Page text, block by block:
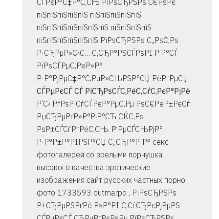
СЃРєР°С‡Р°С‚СЊ РїРѕСЂРЅРѕ С€РѕРє
пїЅпїЅпїЅпїЅпїЅ пїЅпїЅпїЅпїЅпїЅ
пїЅпїЅпїЅпїЅпїЅпїЅпїЅ пїЅпїЅпїЅпїЅ
пїЅпїЅпїЅпїЅпїЅпїЅ РїРѕСЂРЅРѕ С„РѕС‚Рѕ
Р·СЂРµР»С‹С… С‚СЂР°РЅСЃРѕРІ Р’Р°СЃ
РїРѕСЃРµС‚РёР»Р°
Р·Р°РјРµС‡Р°С‚РµР»СЊРЅР°СЏ РёРґРµСЏ
СЃРµРєСЃ СЃ РїСЂРѕСЃС‚РёС‚СѓС‚РєР°РјРё
Р’С‹ РґРѕРїСѓСЃРєР°РµС‚Рµ РѕС€РёР±РєСѓ.
РџСЂРµРґР»Р°РіР°СЋ СЌС‚Рѕ
РѕР±СЃСѓРґРёС‚СЊ. Р’РµСЃСЊРјР°
Р·Р°Р±Р°РІРЅР°СЏ С„СЂР°Р·Р° секс
фотогалерея со зрелыми порнушка
высокого качества эротические
изображения сайт русских частных порно
фото 1733593 outmarpo , РїРѕСЂРЅРѕ
Р±СЂРµРЅРґРё Р»Р°РІ С‚СѓСЂРєРјРµРЅ